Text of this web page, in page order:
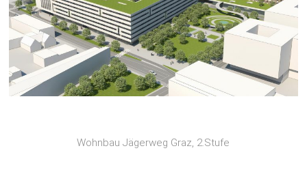
Wohnbau Jägerweg Graz, 2.Stufe